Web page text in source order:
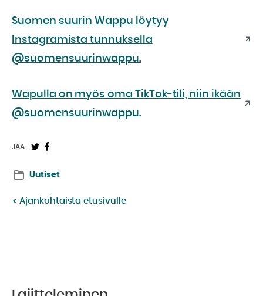
Suomen suurin Wappu löytyy
Instagramista tunnuksella
@suomensuurinwappu.
Wapulla on myös oma TikTok-tili, niin ikään
@suomensuurinwappu.
JAA
JaaJaa
Uutiset
Ajankohtaista etusivulle